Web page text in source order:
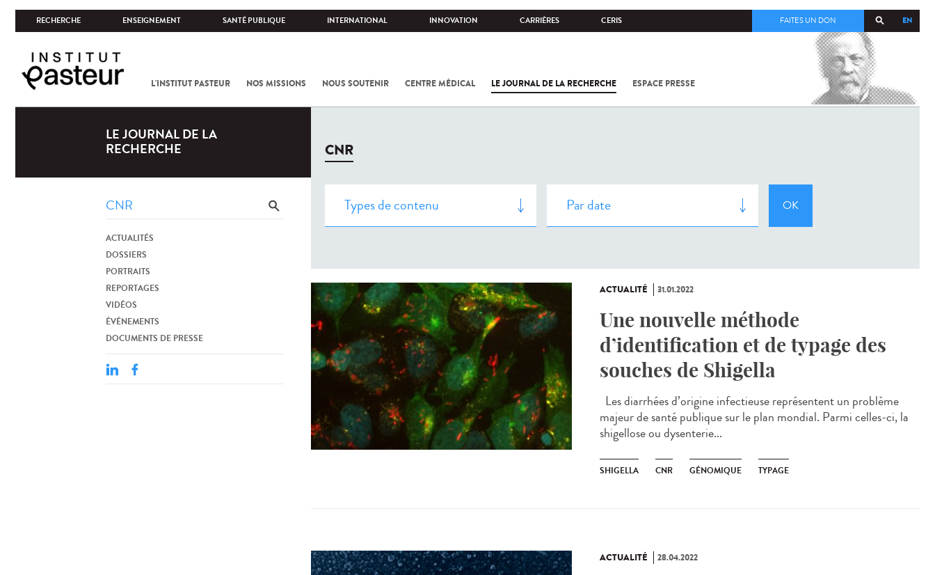
RECHERCHE ENSEIGNEMENT SANTÉ PUBLIQUE INTERNATIONAL INNOVATION CARRIÈRES CERIS EN
FAITES UN DON
L'INSTITUT PASTEUR NOS MISSIONS NOUS SOUTENIR CENTRE MÉDICAL LE JOURNAL DE LA RECHERCHE ESPACE PRESSE
COV-2 /
LE JOURNAL DE LA
RECHERCHE
ACTUALITÉS
DOSSIERS
PORTRAITS
REPORTAGES
VIDÉOS
ÉVÉNEMENTS
DOCUMENTS DE PRESSE
CNR
ACTUALITÉ 31.01.2022
Une nouvelle méthode
d’identification et de typage des
souches de Shigella
Les diarrhées d’origine infectieuse représentent un problème
majeur de santé publique sur le plan mondial. Parmi celles-ci, la
shigellose ou dysenterie...
SHIGELLA CNR GÉNOMIQUE TYPAGE
ACTUALITÉ 28.04.2022